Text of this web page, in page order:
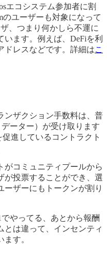
エコシステム参加者に割
のユーザーも対象になって
、つまり何かしら不運に
ます。例えば、DeFiを利
ドレスなどです。詳細はこ
ンザクション手数料は、普
ーター）が受け取ります
進しているコントラクト
がコミュニティプールから
が投票することができ、選
ーザーにもトークンが割り
でやってる、あとから報酬
とは違って、インセンティ
す。